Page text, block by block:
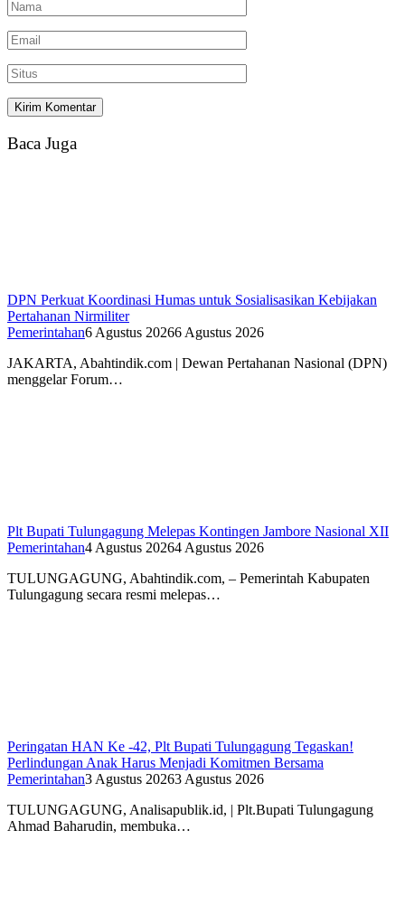
Baca Juga
DPN Perkuat Koordinasi Humas untuk Sosialisasikan Kebijakan
Pertahanan Nirmiliter
Pemerintahan6 Agustus 20266 Agustus 2026
JAKARTA, Abahtindik.com | Dewan Pertahanan Nasional (DPN)
menggelar Forum…
Plt Bupati Tulungagung Melepas Kontingen Jambore Nasional XII
Pemerintahan4 Agustus 20264 Agustus 2026
TULUNGAGUNG, Abahtindik.com, – Pemerintah Kabupaten
Tulungagung secara resmi melepas…
Peringatan HAN Ke -42, Plt Bupati Tulungagung Tegaskan!
Perlindungan Anak Harus Menjadi Komitmen Bersama
Pemerintahan3 Agustus 20263 Agustus 2026
TULUNGAGUNG, Analisapublik.id, | Plt.Bupati Tulungagung
Ahmad Baharudin, membuka…